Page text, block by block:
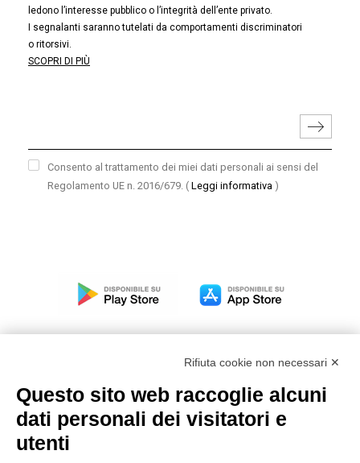
ledono l’interesse pubblico o l’integrità dell’ente privato.
I segnalanti saranno tutelati da comportamenti discriminatori
o ritorsivi.
SCOPRI DI PIÙ
Consento al trattamento dei miei dati personali ai sensi del
Regolamento UE n. 2016/679. ( Leggi informativa )
Modello organizzativo, gestione e controllo – D. lgs.
231/2001
Rifiuta cookie non necessari ✕
Questo sito web raccoglie alcuni
dati personali dei visitatori e
utenti